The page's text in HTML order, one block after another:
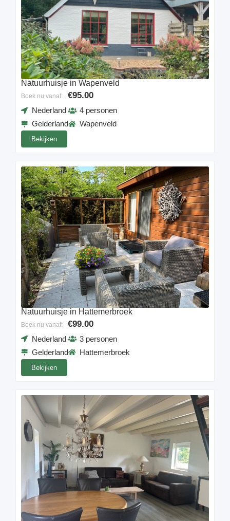
Natuurhuisje in Wapenveld
Boek nu vanaf: €95.00
Nederland
Gelderland
4 personen
Wapenveld
Bekijken
Natuurhuisje in Hattemerbroek
Boek nu vanaf: €99.00
Nederland
Gelderland
3 personen
Hattemerbroek
Bekijken